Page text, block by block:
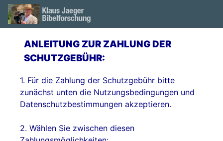
ANLEITUNG ZUR ZAHLUNG DER
SCHUTZGEBÜHR:
1. Für die Zahlung der Schutzgebühr bitte
zunächst unten die Nutzungsbedingungen und
Datenschutzbestimmungen akzeptieren.
2. Wählen Sie zwischen diesen